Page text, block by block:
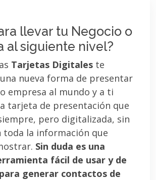
llevar tu Negocio o
al siguiente nivel?
Tarjetas Digitales te
nueva forma de presentar
empresa al mundo y a ti
tarjeta de presentación que
pero digitalizada, sin
toda la información que
Sin duda es una
fácil de usar y de
generar contactos de